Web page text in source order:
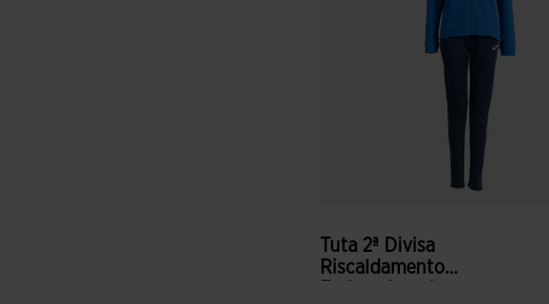
Tuta 2ª Divisa
Riscaldamento